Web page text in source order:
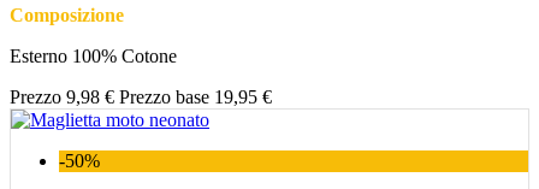
Composizione
Esterno 100% Cotone
Prezzo 9,98 € Prezzo base 19,95 €
-50%